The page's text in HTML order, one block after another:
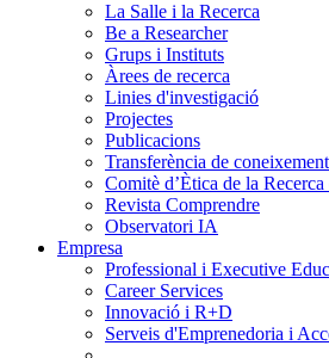
La Salle i la Recerca
Be a Researcher
Grups i Instituts
Àrees de recerca
Linies d'investigació
Projectes
Publicacions
Transferència de
Comitè d’Ètica de la
Revista Comprendre
Observatori IA
Empresa
Professional i Executive
Career Services
Innovació i R+D
Serveis d'Emprenedoria i